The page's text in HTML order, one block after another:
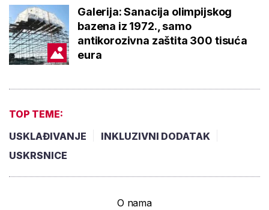
Galerija: Sanacija olimpijskog
bazena iz 1972., samo
antikorozivna zaštita 300 tisuća
eura
TOP TEME:
USKLAĐIVANJE
INKLUZIVNI DODATAK
USKRSNICE
O nama